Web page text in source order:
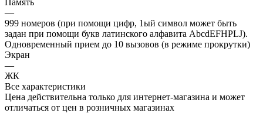
—
999 номеров (при помощи цифр, 1ый символ может быть
задан при помощи букв латинского алфавита AbcdEFHPLJ).
Одновременный прием до 10 вызовов (в режиме прокрутки)
Экран
—
ЖК
Все характеристики
Цена действительна только для интернет-магазина и может
отличаться от цен в розничных магазинах